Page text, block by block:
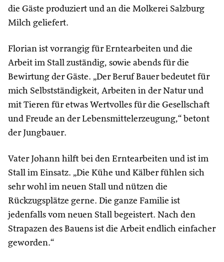
die Gäste produziert und an die Molkerei Salzburg
Milch geliefert.
Florian ist vorrangig für Erntearbeiten und die
Arbeit im Stall zuständig, sowie abends für die
Bewirtung der Gäste. „Der Beruf Bauer bedeutet für
mich Selbstständigkeit, Arbeiten in der Natur und
mit Tieren für etwas Wertvolles für die Gesellschaft
und Freude an der Lebensmittelerzeugung,“ betont
der Jungbauer.
Vater Johann hilft bei den Erntearbeiten und ist im
Stall im Einsatz. „Die Kühe und Kälber fühlen sich
sehr wohl im neuen Stall und nützen die
Rückzugsplätze gerne. Die ganze Familie ist
jedenfalls vom neuen Stall begeistert. Nach den
Strapazen des Bauens ist die Arbeit endlich einfacher
geworden.“